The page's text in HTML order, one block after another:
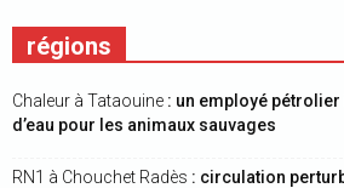
régions
Chaleur à Tataouine : un employé
d’eau pour les animaux sauvages
RN1 à Chouchet Radès : circulation